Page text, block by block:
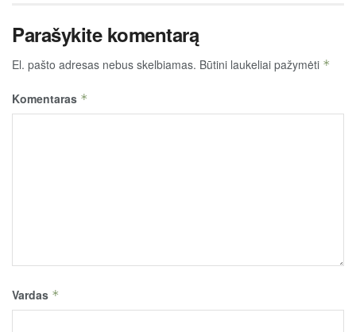
Parašykite komentarą
El. pašto adresas nebus skelbiamas. Būtini laukeliai pažymėti *
Komentaras *
Vardas *